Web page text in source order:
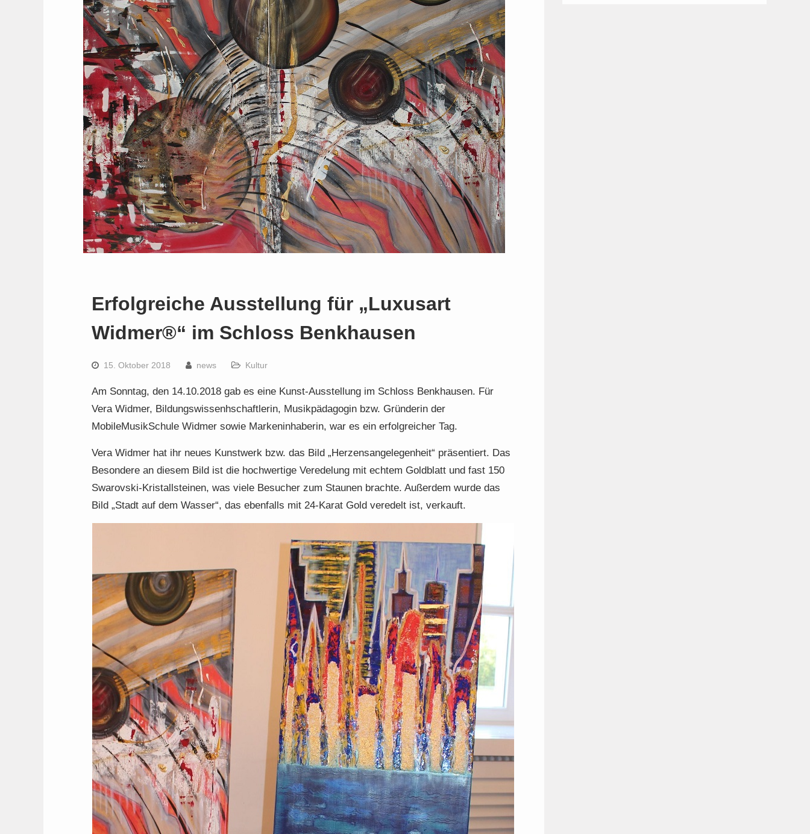
Erfolgreiche Ausstellung für „Luxusart
Widmer®“ im Schloss Benkhausen
15. Oktober 2018 news Kultur
Am Sonntag, den 14.10.2018 gab es eine Kunst-Ausstellung im Schloss Benkhausen. Für
Vera Widmer, Bildungswissenhschaftlerin, Musikpädagogin bzw. Gründerin der
MobileMusikSchule Widmer sowie Markeninhaberin, war es ein erfolgreicher Tag.
Vera Widmer hat ihr neues Kunstwerk bzw. das Bild „Herzensangelegenheit“ präsentiert. Das
Besondere an diesem Bild ist die hochwertige Veredelung mit echtem Goldblatt und fast 150
Swarovski-Kristallsteinen, was viele Besucher zum Staunen brachte. Außerdem wurde das
Bild „Stadt auf dem Wasser“, das ebenfalls mit 24-Karat Gold veredelt ist, verkauft.